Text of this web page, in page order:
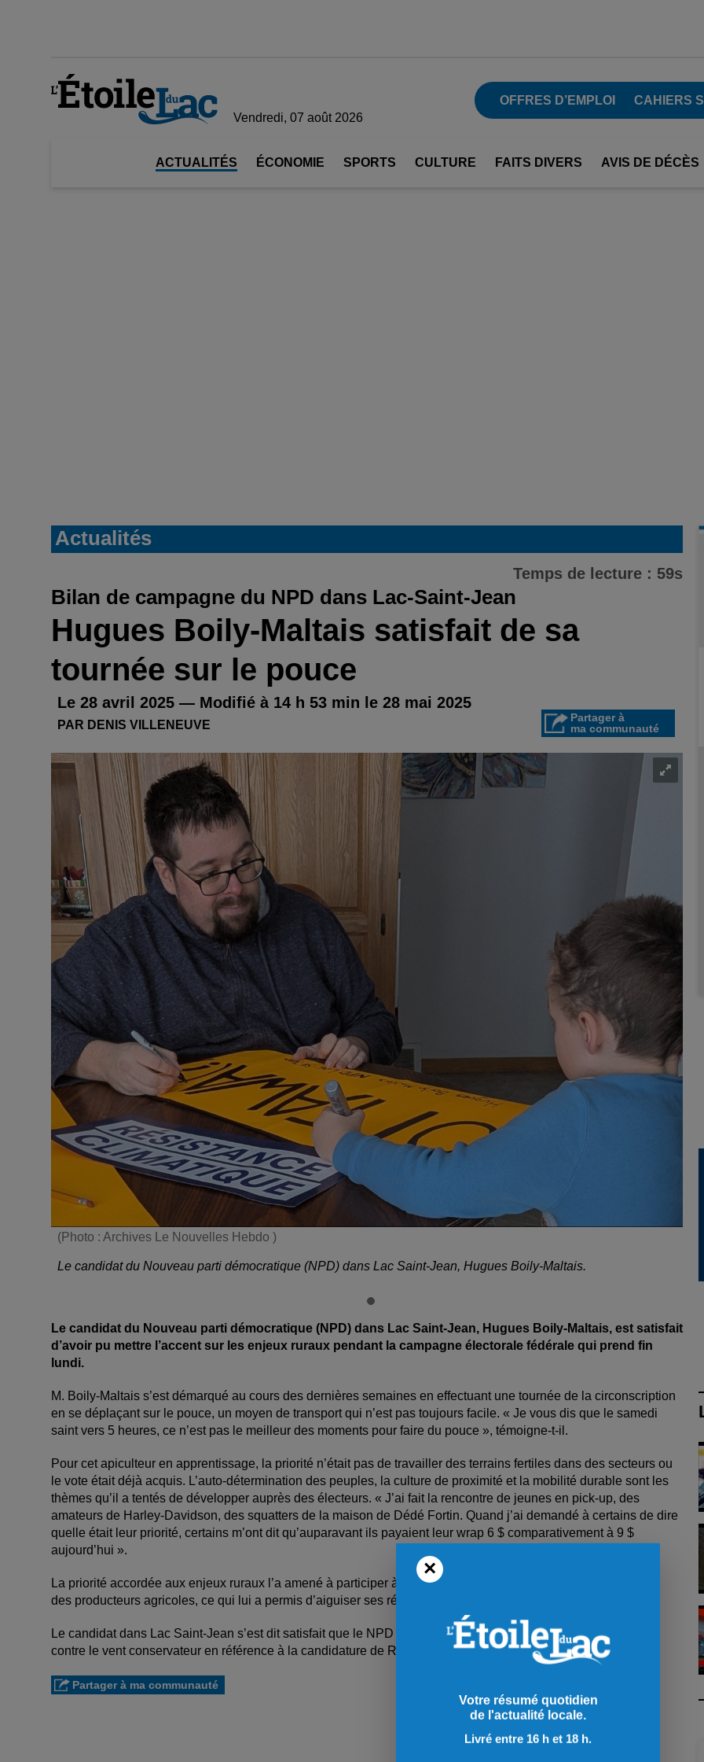
Vendredi, 07 août 2026
OFFRES D’EMPLOI CAHIERS
ACTUALITÉS ÉCONOMIE SPORTS CULTURE FAITS DIVERS AVIS DE DÉCÈS
Actualités
Temps de lecture : 59s
Bilan de campagne du NPD dans Lac-Saint-Jean
Hugues Boily-Maltais satisfait de sa
tournée sur le pouce
Le 28 avril 2025 — Modifié à 14 h 53 min le 28 mai 2025
PAR DENIS VILLENEUVE
Partager à
ma communauté
(Photo : Archives Le Nouvelles Hebdo )
Le candidat du Nouveau parti démocratique (NPD) dans Lac Saint-Jean, Hugues Boily-Maltais.
Le candidat du Nouveau parti démocratique (NPD) dans Lac Saint-Jean, Hugues Boily-Maltais, est satisfait
d’avoir pu mettre l’accent sur les enjeux ruraux pendant la campagne électorale fédérale qui prend fin
lundi.
M. Boily-Maltais s’est démarqué au cours des dernières semaines en effectuant une tournée de la circonscription
en se déplaçant sur le pouce, un moyen de transport qui n’est pas toujours facile. « Je vous dis que le samedi
saint vers 5 heures, ce n’est pas le meilleur des moments pour faire du pouce », témoigne-t-il.
Pour cet apiculteur en apprentissage, la priorité n’était pas de travailler des terrains fertiles dans des secteurs ou
le vote était déjà acquis. L’auto-détermination des peuples, la culture de proximité et la mobilité durable sont les
thèmes qu’il a tentés de développer auprès des électeurs. « J’ai fait la rencontre de jeunes en pick-up, des
amateurs de Harley-Davidson, des squatters de la maison de Dédé Fortin. Quand j’ai demandé à certains de dire
quelle était leur priorité, certains m’ont dit qu’auparavant ils payaient leur wrap 6 $ comparativement à 9 $
aujourd’hui ».
La priorité accordée aux enjeux ruraux l’a amené à participer à une journée de réflexion organisée par l’Union
des producteurs agricoles, ce qui lui a permis d’aiguiser ses réflexes syndicalistes.
Le candidat dans Lac Saint-Jean s’est dit satisfait que le NPD puisse contribuer à la relève politique pur lutter
contre le vent conservateur en référence à la candidature de Raphael Émond dans Chicoutimi-Le Fjord.
Partager à ma communauté
×
Votre résumé quotidien
de l'actualité locale.
Livré entre 16 h et 18 h.